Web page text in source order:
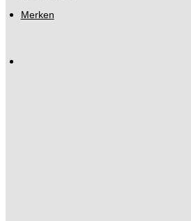
Merken